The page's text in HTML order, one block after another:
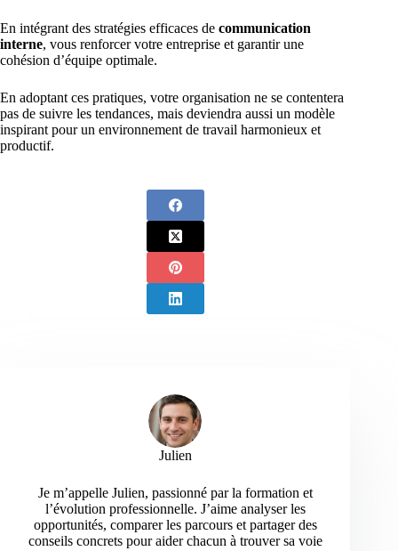
En intégrant des stratégies efficaces de communication
interne, vous renforcer votre entreprise et garantir une
cohésion d’équipe optimale.
En adoptant ces pratiques, votre organisation ne se contentera
pas de suivre les tendances, mais deviendra aussi un modèle
inspirant pour un environnement de travail harmonieux et
productif.
Julien
Je m’appelle Julien, passionné par la formation et
l’évolution professionnelle. J’aime analyser les
opportunités, comparer les parcours et partager des
conseils concrets pour aider chacun à trouver sa voie